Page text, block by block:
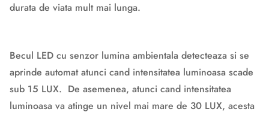
durata de viata mult mai lunga.
Becul LED cu senzor lumina ambientala detecteaza si se
aprinde automat atunci cand intensitatea luminoasa scade
sub 15 LUX. De asemenea, atunci cand intensitatea
luminoasa va atinge un nivel mai mare de 30 LUX, acesta